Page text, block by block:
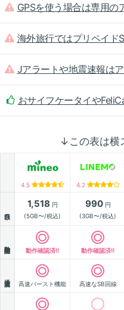
GPSを使う場合は専用の
海外旅行ではプリペイド
Jアラートや地震速報は
おサイフケータイや
↓この表は横
4.5 4.2
1,518 円
(5GB〜/税込)
990円
(3GB〜/税込)
動作確認済!! 動作確認済!!
高速バースト機能 高速なSB回線